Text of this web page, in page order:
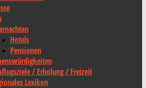
Hotels
Pensionen
/ Erholung / Freizeit
Lexikon